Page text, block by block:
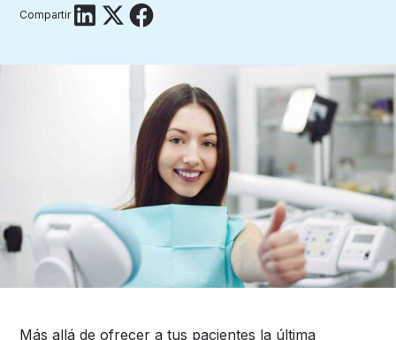
Recursos
Ingresar
Solicita tu cotización
Compartir
Más allá de ofrecer a tus pacientes la última